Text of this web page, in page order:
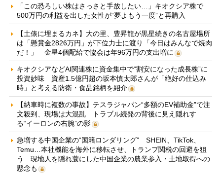
「この恐ろしい株はさっさと手放したい…」キオクシア株で
500万円の利益を出した女性が“夢よもう一度”と再購入
【土俵に埋まるカネ】大の里、豊昇龍が黒星続きの名古屋場所
は「懸賞金2826万円」が下位力士に渡り「今日はみんなで焼肉
だ！」 金星4個配給で協会は年96万円の支出増に
キオクシアなどAI関連株に資金集中で“割安になった成長株”に
投資妙味 資産1.5億円超の坂本慎太郎さんが「絶好の仕込み
時」と考える防衛・食品銘柄を紹介
【納車時に複数の事故】テスラジャパン“多額のEV補助金”で注
文殺到、現場は大混乱 トラブル続発の背後に見え隠れす
る“イーロンの右腕”の影
急増する中国企業の“国籍ロンダリング” SHEIN、TikTok、
Temu…本社機能を海外に移転させ、トランプ関税の回避を狙
う 現地人を隠れ蓑にした中国企業の農業参入・土地取得への
懸念も